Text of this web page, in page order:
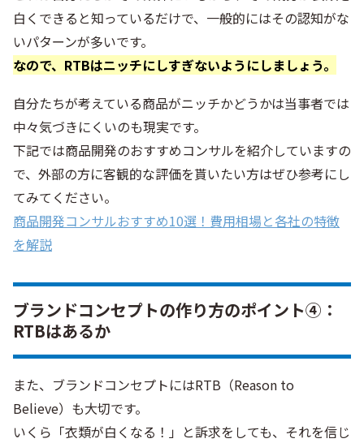
白くできると知っているだけで、一般的にはその認知がな
いパターンが多いです。
なので、RTBはニッチにしすぎないようにしましょう。
自分たちが考えている商品がニッチかどうかは当事者では
中々気づきにくいのも現実です。
下記では商品開発のおすすめコンサルを紹介していますの
で、外部の方に客観的な評価を貰いたい方はぜひ参考にし
てみてください。
商品開発コンサルおすすめ10選！費用相場と各社の特徴
を解説
ブランドコンセプトの作り方のポイント④：
RTBはあるか
また、ブランドコンセプトにはRTB（Reason to
Believe）も大切です。
いくら「衣類が白くなる！」と訴求をしても、それを信じ